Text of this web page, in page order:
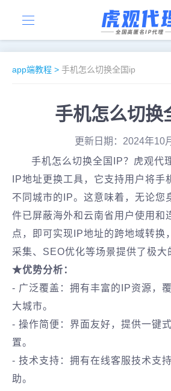
app端教程 > 手机怎么切换全国ip
手机怎么切换
更新日期：2024年10
手机怎么切换全国IP？虎观代
IP地址更换工具，它支持用户将手
不同城市的IP。这意味着，无论您
件已屏蔽海外和云南省用户使用和
点，即可实现IP地址的跨地域转换
采集、SEO优化等场景提供了极大
★优势分析：
- 广泛覆盖：拥有丰富的IP资源，
大城市。
- 操作简便：界面友好，提供一键
置。
- 技术支持：拥有在线客服技术支
助。